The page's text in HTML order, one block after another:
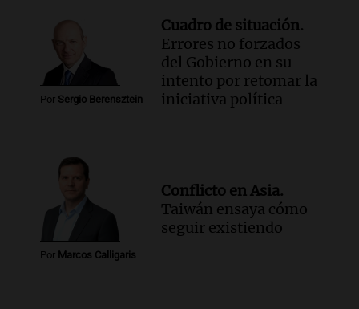
Audio.
Corte de luz en Córdoba: servicio
casi restablecido tras los fuertes vientos
de 100 km/h
Noticias
fuerte viento: árboles y paredes caídas
en varios puntos
Episodios
La peregrinación de San
Cayetano en Argentina: fe, trabajo y
Por Sergio Berensztein
Cuadro de situación.
Errores no forzados
del Gobierno en su
intento por retomar la
iniciativa política
Por Marcos Calligaris
Conflicto en Asia.
Taiwán ensaya cómo
seguir existiendo